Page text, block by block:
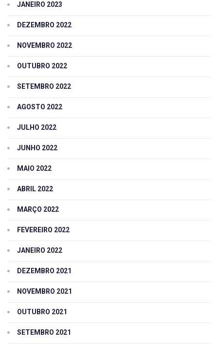
JANEIRO 2023
DEZEMBRO 2022
NOVEMBRO 2022
OUTUBRO 2022
SETEMBRO 2022
AGOSTO 2022
JULHO 2022
JUNHO 2022
MAIO 2022
ABRIL 2022
MARÇO 2022
FEVEREIRO 2022
JANEIRO 2022
DEZEMBRO 2021
NOVEMBRO 2021
OUTUBRO 2021
SETEMBRO 2021